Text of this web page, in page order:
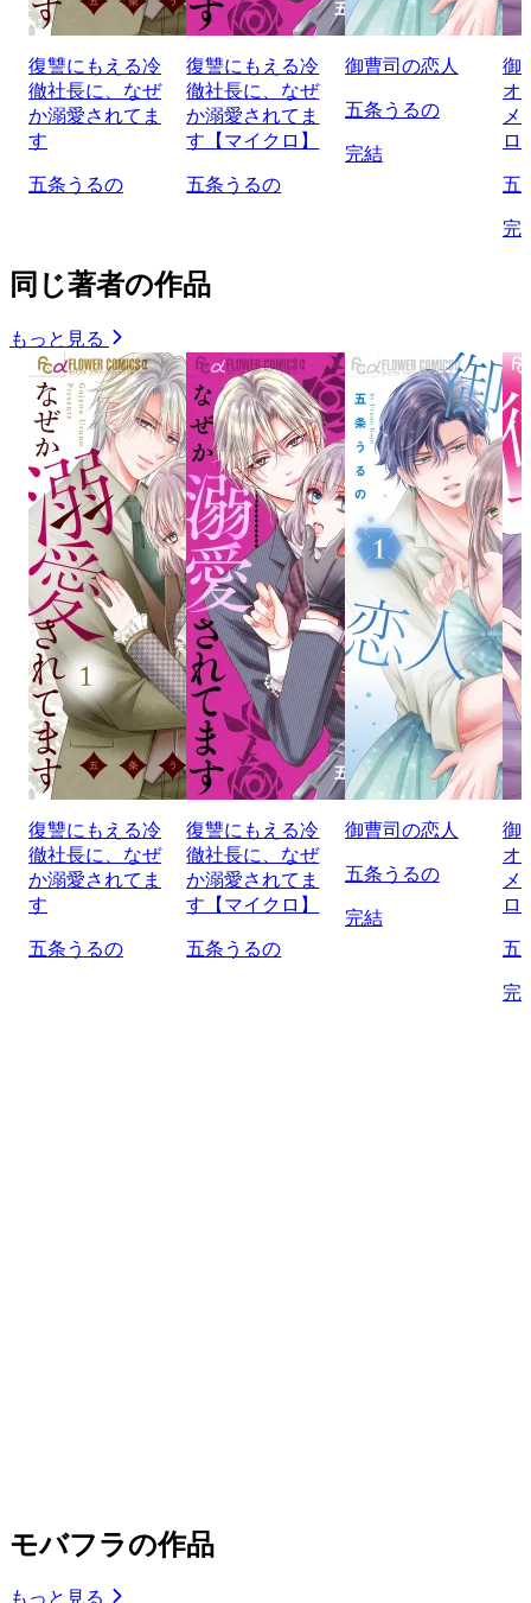
復讐にもえる冷
徹社長に、なぜ
か溺愛されてま
す
五条うるの
復讐にもえる冷
徹社長に、なぜ
か溺愛されてま
す【マイクロ】
五条うるの
御曹司の恋人
五条うるの
完結
御
オ
メ
ロ
五
完
同じ著者の作品
もっと見る
復讐にもえる冷
徹社長に、なぜ
か溺愛されてま
す
五条うるの
復讐にもえる冷
徹社長に、なぜ
か溺愛されてま
す【マイクロ】
五条うるの
御曹司の恋人
五条うるの
完結
御
オ
メ
ロ
五
完
モバフラの作品
もっと見る